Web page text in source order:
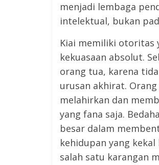
menjadi lembaga
intelektual, bukan
Kiai memiliki otoritas
kekuasaan absolut.
orang tua, karena
urusan akhirat.
melahirkan dan
yang fana saja.
besar dalam
kehidupan yang
salah satu karangan